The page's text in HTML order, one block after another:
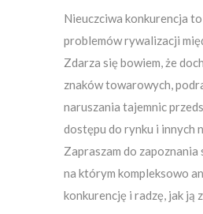
Nieuczciwa konkurencja
problemów rywalizacji
Zdarza się bowiem, że
znaków towarowych,
naruszania tajemnic
dostępu do rynku i innych
Zapraszam do
na którym kompleksowo
konkurencję i radzę, jak ją